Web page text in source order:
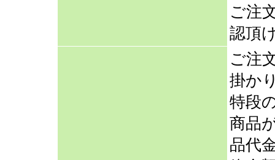
ご注
認頂
ご注
掛か
特段
商品
品代